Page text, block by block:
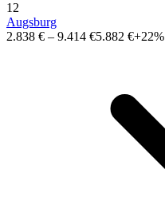
12
Augsburg
2.838 € – 9.414 €5.882 €+22%